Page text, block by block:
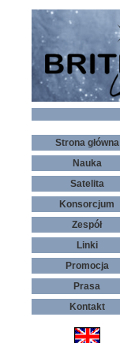
Strona główna
Nauka
Satelita
Konsorcjum
Zespół
Linki
Promocja
Prasa
Kontakt